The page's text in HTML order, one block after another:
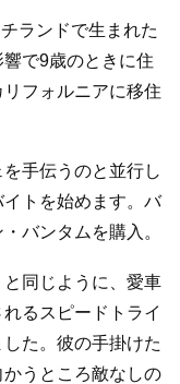
ランドで生まれた
で9歳のときに住
フォルニアに移住
手伝うのと並行し
トを始めます。バ
バンタムを購入。
同じように、愛車
るスピードトライ
た。彼の手掛けた
うところ敵なしの